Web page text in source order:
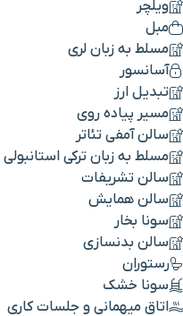
ویلچر
مبل
مسلط به زبان لری
آسانسور
تبدیل ارز
مسیر پیاده روی
سالن آمفی تئاتر
مسلط به زبان ترکی استانبولی
سالن تشریفات
سالن همایش
سونا بخار
سالن بدنسازی
رستوران
سونا خشک
اتاق میهمانی و جلسات کاری